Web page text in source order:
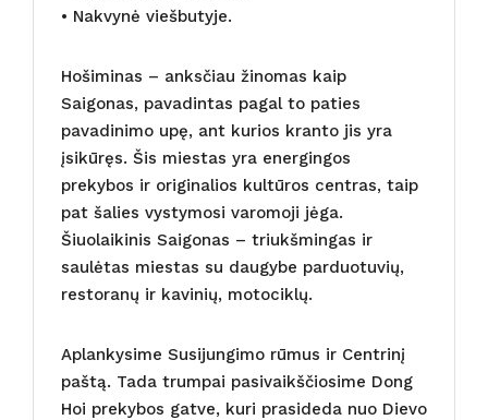
• Nakvynė viešbutyje.
Hošiminas – anksčiau žinomas kaip
Saigonas, pavadintas pagal to paties
pavadinimo upę, ant kurios kranto jis yra
įsikūręs. Šis miestas yra energingos
prekybos ir originalios kultūros centras, taip
pat šalies vystymosi varomoji jėga.
Šiuolaikinis Saigonas – triukšmingas ir
saulėtas miestas su daugybe parduotuvių,
restoranų ir kavinių, motociklų.
Aplankysime Susijungimo rūmus ir Centrinį
paštą. Tada trumpai pasivaikščiosime Dong
Hoi prekybos gatve, kuri prasideda nuo Dievo